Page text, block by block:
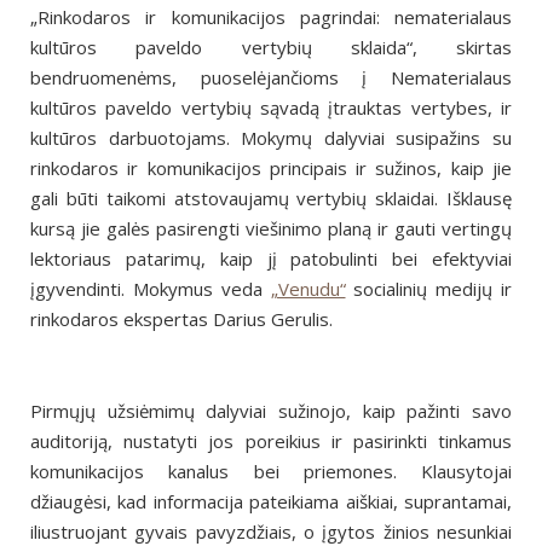
„Rinkodaros ir komunikacijos pagrindai: nematerialaus
kultūros paveldo vertybių sklaida“, skirtas
bendruomenėms, puoselėjančioms į Nematerialaus
kultūros paveldo vertybių sąvadą įtrauktas vertybes, ir
kultūros darbuotojams. Mokymų dalyviai susipažins su
rinkodaros ir komunikacijos principais ir sužinos, kaip jie
gali būti taikomi atstovaujamų vertybių sklaidai. Išklausę
kursą jie galės pasirengti viešinimo planą ir gauti vertingų
lektoriaus patarimų, kaip jį patobulinti bei efektyviai
įgyvendinti. Mokymus veda „Venudu“socialinių medijų ir
rinkodaros ekspertas Darius Gerulis.
Pirmųjų užsiėmimų dalyviai sužinojo, kaip pažinti savo
auditoriją, nustatyti jos poreikius ir pasirinkti tinkamus
komunikacijos kanalus bei priemones. Klausytojai
džiaugėsi, kad informacija pateikiama aiškiai, suprantamai,
iliustruojant gyvais pavyzdžiais, o įgytos žinios nesunkiai